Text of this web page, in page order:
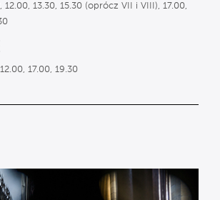
12.00, 13.30, 15.30 (oprócz VII i VIII), 17.00,
17.00, 19.30